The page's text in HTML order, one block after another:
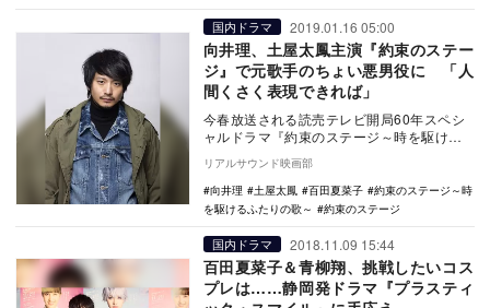
国内ドラマ 2019.01.16 05:00
向井理、土屋太鳳主演『約束のステー
ジ』で元歌手のちょい悪男役に 「人
間くさく表現できれば」
今春放送される読売テレビ開局60年スペシ
ャルドラマ『約束のステージ～時を駆ける
ふたりの歌～』に、向井理が出演すること
が発表された…
リアルサウンド映画部
向井理
土屋太鳳 百田夏菜子
約束のステージ～時
を駆けるふたりの歌～
約束のステージ
国内ドラマ 2018.11.09 15:44
百田夏菜子＆青柳翔、挑戦したいコス
プレは……静岡発ドラマ『プラスティ